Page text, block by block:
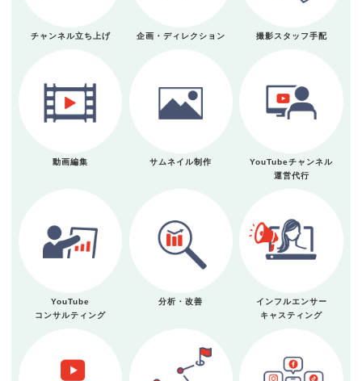
チャンネル立ち上げ 企画・ディレクション 撮影スタッフ手配
動画編集 サムネイル制作
YouTubeチャンネル
運営代行
YouTube
コンサルティング
分析・改善
インフルエンサー
キャスティング